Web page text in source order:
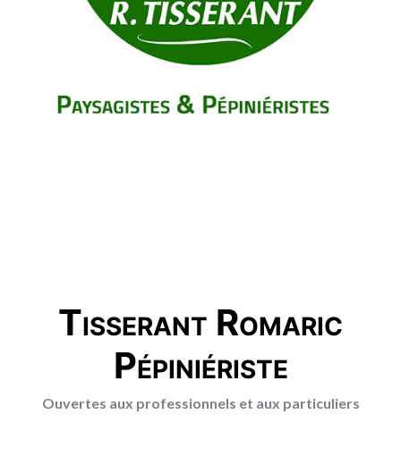
Tisserant Romaric
Pépiniériste
Ouvertes aux professionnels et aux particuliers